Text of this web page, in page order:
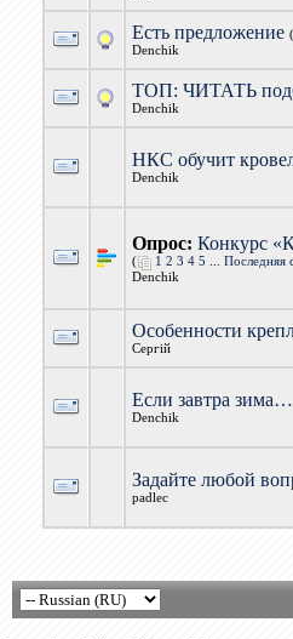
Есть предложение (
Denchik
ТОП: ЧИТАТЬ
Denchik
НКС обучит
Denchik
Опрос: Конкурс
( 1 2 3 4 5 Последняя
Denchik
Особенности
Сергій
Если завтра зима…
Denchik
Задайте любой
padlec